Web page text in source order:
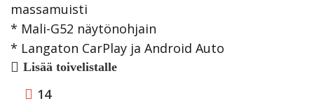
massamuisti
* Mali-G52 näytönohjain
* Langaton CarPlay ja Android Auto
Lisää toivelistalle
14